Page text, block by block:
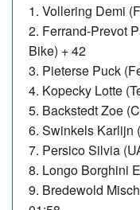
1. Vollering Demi
2. Ferrand-Prevot
Bike) + 42
3. Pieterse Puck
4. Kopecky Lotte
5. Backstedt Zoe
6. Swinkels Karlijn
7. Persico Silvia
8. Longo Borghini
9. Bredewold